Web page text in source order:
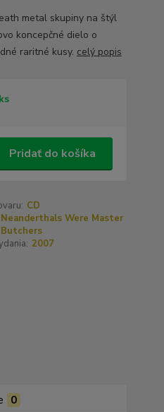
metal skupiny na štýl
koncepčné dielo o
raritné kusy. celý popis
Pridať do košíka
CD
Neanderthals Were Master
Butchers
2007
0